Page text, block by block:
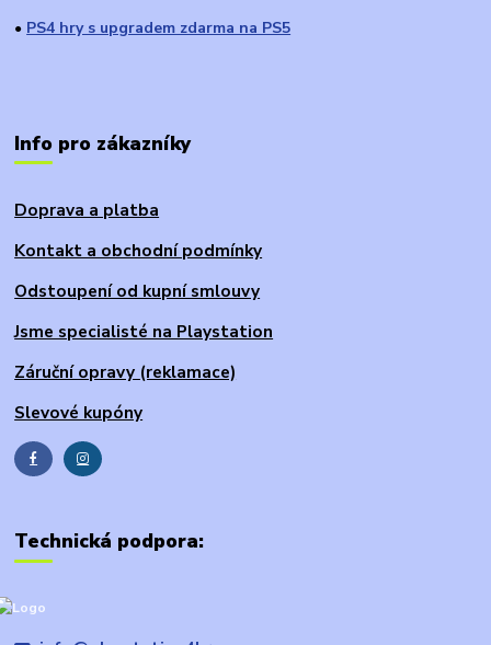
● PS4 hry s upgradem zdarma na PS5
Info pro zákazníky
Doprava a platba
Kontakt a obchodní podmínky
Odstoupení od kupní smlouvy
Jsme specialisté na Playstation
Záruční opravy (reklamace)
Slevové kupóny
Technická podpora: